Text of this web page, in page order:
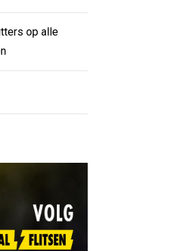
op alle